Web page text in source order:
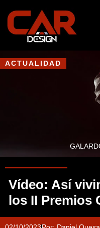
ACTUALIDAD
Vídeo: Así
los II Premios